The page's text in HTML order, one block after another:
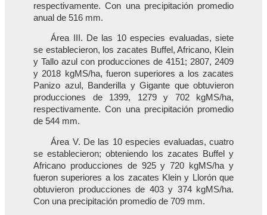
respectivamente. Con una precipitación promedio
anual de 516 mm.
Área III. De las 10 especies evaluadas, siete
se establecieron, los zacates Buffel, Africano, Klein
y Tallo azul con producciones de 4151; 2807, 2409
y 2018 kgMS/ha, fueron superiores a los zacates
Panizo azul, Banderilla y Gigante que obtuvieron
producciones de 1399, 1279 y 702 kgMS/ha,
respectivamente. Con una precipitación promedio
de 544 mm.
Área V. De las 10 especies evaluadas, cuatro
se establecieron; obteniendo los zacates Buffel y
Africano producciones de 925 y 720 kgMS/ha y
fueron superiores a los zacates Klein y Llorón que
obtuvieron producciones de 403 y 374 kgMS/ha.
Con una precipitación promedio de 709 mm.